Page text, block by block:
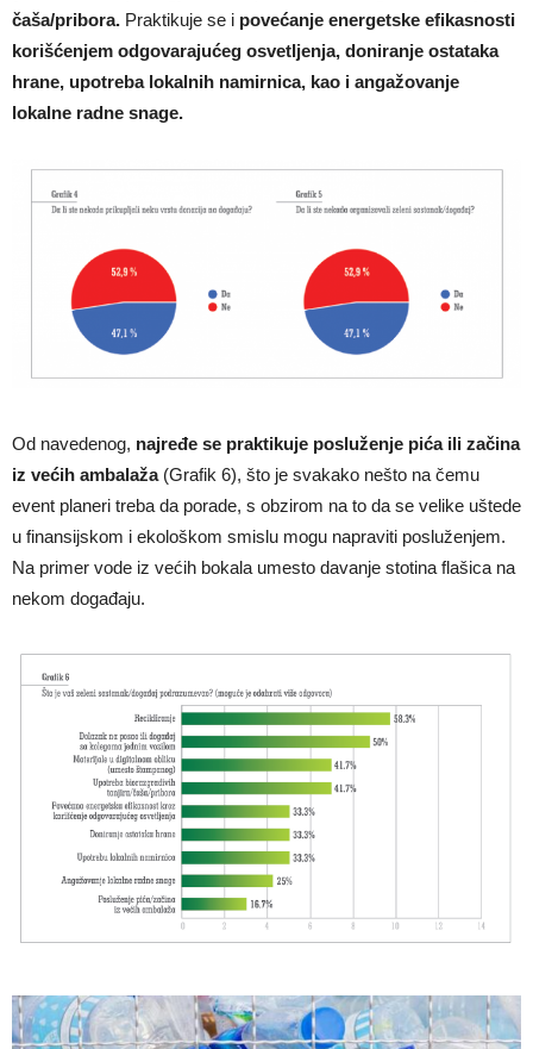
čaša/pribora. Praktikuje se i povećanje energetske efikasnosti
korišćenjem odgovarajućeg osvetljenja, doniranje ostataka
hrane, upotreba lokalnih namirnica, kao i angažovanje
lokalne radne snage.
Od navedenog, najređe se praktikuje posluženje pića ili začina
iz većih ambalaža(Grafik 6), što je svakako nešto na čemu
event planeri treba da porade, s obzirom na to da se velike uštede
u finansijskom i ekološkom smislu mogu napraviti posluženjem.
Na primer vode iz većih bokala umesto davanje stotina flašica na
nekom događaju.